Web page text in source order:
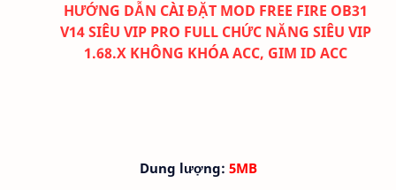
HƯỚNG DẪN CÀI ĐẶT MOD FREE FIRE OB31
V14SIÊU VIP PRO FULL CHỨC NĂNG SIÊU VIP
1.68.X KHÔNG KHÓA ACC, GIM ID ACC
Dung lượng: 5MB